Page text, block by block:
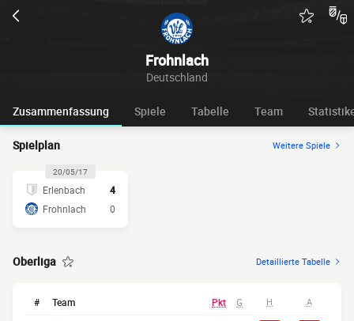
Frohnlach
Deutschland
Zusammenfassung Spiele Tabelle Team
Spielplan Weitere Spiele
20/05/17
Erlenbach
4
Frohnlach
0
Oberliga Detaillierte Tabelle
# Team Pkt G H A